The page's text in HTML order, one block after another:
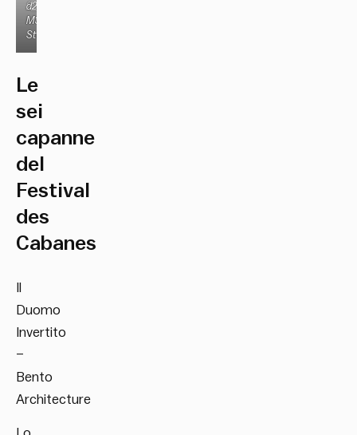
2_©Daniele
Molajoli
d2_©
M3
Studio
Le
sei
capanne
del
Festival
des
Cabanes
Duomo
Invertito
–
Bento
Architecture